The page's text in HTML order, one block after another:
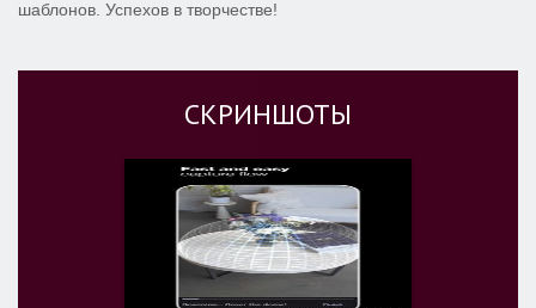
шаблонов. Успехов в творчестве!
СКРИНШОТЫ